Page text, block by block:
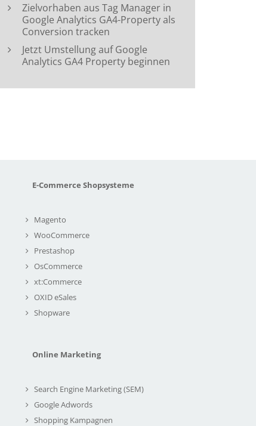
Zielvorhaben aus Tag Manager in
Google Analytics GA4-Property als
Conversion tracken
Jetzt Umstellung auf Google
Analytics GA4 Property beginnen
E-Commerce Shopsysteme
Magento
WooCommerce
Prestashop
OsCommerce
xt:Commerce
OXID eSales
Shopware
Online Marketing
Search Engine Marketing (SEM)
Google Adwords
Shopping Kampagnen